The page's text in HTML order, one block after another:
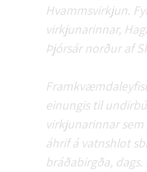
Hvammsvirkjun.
virkjunarinnar,
Þjórsár norður af
einungis til
virkjunarinnar
áhrif á vatnshlot
bráðabirgða, dags.